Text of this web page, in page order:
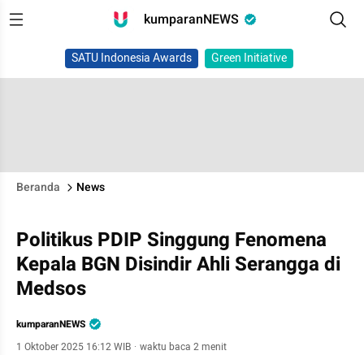
kumparanNEWS
SATU Indonesia Awards Green Initiative
Beranda News
Politikus PDIP Singgung Fenomena
Kepala BGN Disindir Ahli Serangga di
Medsos
kumparanNEWS
1 Oktober 2025 16:12 WIB · waktu baca 2 menit